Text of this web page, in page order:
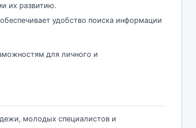
их развитию.
удобство поиска информации
для личного и
молодых специалистов и